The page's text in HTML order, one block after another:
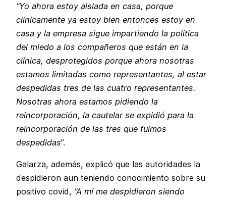
“Yo ahora estoy aislada en casa, porque
clinicamente ya estoy bien entonces estoy en
casa y la empresa sigue impartiendo la política
del miedo a los compañeros que están en la
clínica, desprotegidos porque ahora nosotras
estamos limitadas como representantes, al estar
despedidas tres de las cuatro representantes.
Nosotras ahora estamos pidiendo la
reincorporación, la cautelar se expidió para la
reincorporación de las tres que fuimos
despedidas”.
Galarza, además, explicó que las autoridades la
despidieron aun teniendo conocimiento sobre su
positivo covid, “A mí me despidieron siendo